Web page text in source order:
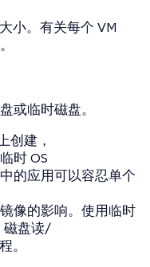
小。有关每个 VM
。
或临时磁盘。
创建，
时 OS
的应用可以容忍单个
像的影响。使用临时
磁盘读/
。